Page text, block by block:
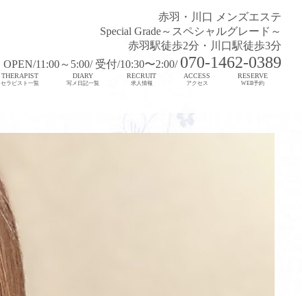
赤羽・川口 メンズエステ
Special Grade～スペシャルグレード～
赤羽駅徒歩2分・川口駅徒歩3分
OPEN/11:00～5:00/ 受付/10:30〜2:00/ 070-1462-0389
THERAPIST
セラピスト一覧
DIARY
写メ日記一覧
RECRUIT
求人情報
ACCESS
アクセス
RESERVE
WEB予約